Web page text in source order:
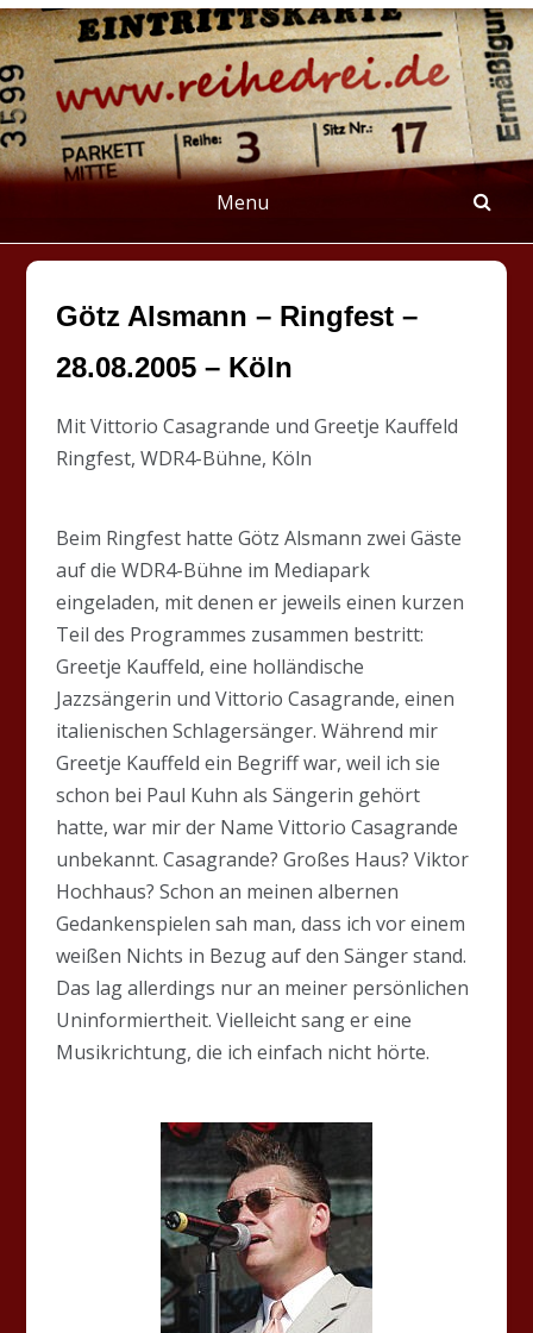
Skip
to
contentREIHEDREI
Berichte über Groß- und Kleinkunst
Menu
Götz Alsmann – Ringfest –
28.08.2005 – Köln
Mit Vittorio Casagrande und Greetje Kauffeld
Ringfest, WDR4-Bühne, Köln
Beim Ringfest hatte Götz Alsmann zwei Gäste
auf die WDR4-Bühne im Mediapark
eingeladen, mit denen er jeweils einen kurzen
Teil des Programmes zusammen bestritt:
Greetje Kauffeld, eine holländische
Jazzsängerin und Vittorio Casagrande, einen
italienischen Schlagersänger. Während mir
Greetje Kauffeld ein Begriff war, weil ich sie
schon bei Paul Kuhn als Sängerin gehört
hatte, war mir der Name Vittorio Casagrande
unbekannt. Casagrande? Großes Haus? Viktor
Hochhaus? Schon an meinen albernen
Gedankenspielen sah man, dass ich vor einem
weißen Nichts in Bezug auf den Sänger stand.
Das lag allerdings nur an meiner persönlichen
Uninformiertheit. Vielleicht sang er eine
Musikrichtung, die ich einfach nicht hörte.